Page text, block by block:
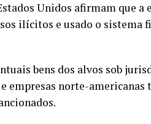
Unidos afirmam que
ilícitos e usado o sistema
bens dos alvos sob
e empresas norte-